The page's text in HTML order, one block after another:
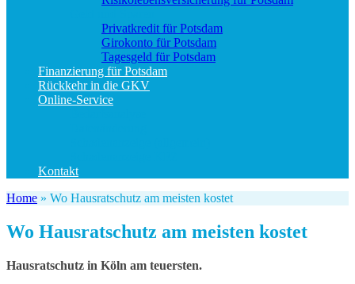
Privatkredit für Potsdam
Girokonto für Potsdam
Tagesgeld für Potsdam
Finanzierung für Potsdam
Rückkehr in die GKV
Online-Service
Kontakt
Home » Wo Hausratschutz am meisten kostet
Wo Hausratschutz am meisten kostet
Hausratschutz in Köln am teuersten.